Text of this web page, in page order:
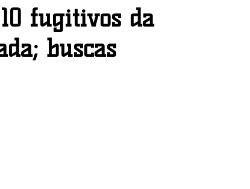
fugitivos da
buscas